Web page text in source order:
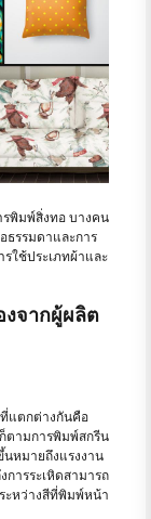
รพิมพ์สิ่งทอ บางคน
ธรรมดาและการ
ใช้ประเภทผ้าและ
จากผู้ผลิต
แตกต่างกันคือ
ตามการพิมพ์สกรีน
หมายถึงแรงงาน
ารระเหิดสามารถ
ะหว่างสีที่พิมพ์หน้า